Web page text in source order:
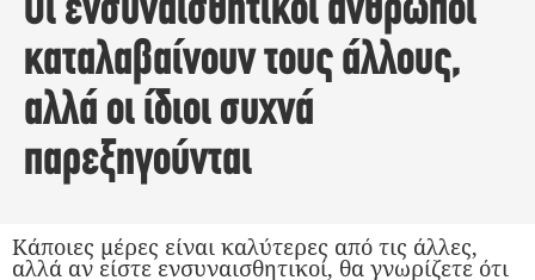
Οι ενσυναισθητικοί άνθρωποι
καταλαβαίνουν τους άλλους,
αλλά οι ίδιοι συχνά
παρεξηγούνται
Κάποιες μέρες είναι καλύτερες από τις άλλες,
αλλά αν είστε ενσυναισθητικοί, θα γνωρίζετε ότι